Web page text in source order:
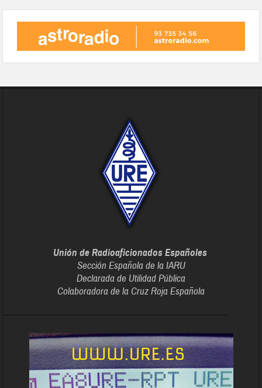
Unión de Radioaficionados Españoles
Sección Española de la IARU
Declarada de Utilidad Pública
Colaboradora de la Cruz Roja Española